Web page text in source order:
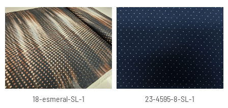
18-esmeral-SL-1 23-4595-8-SL-1